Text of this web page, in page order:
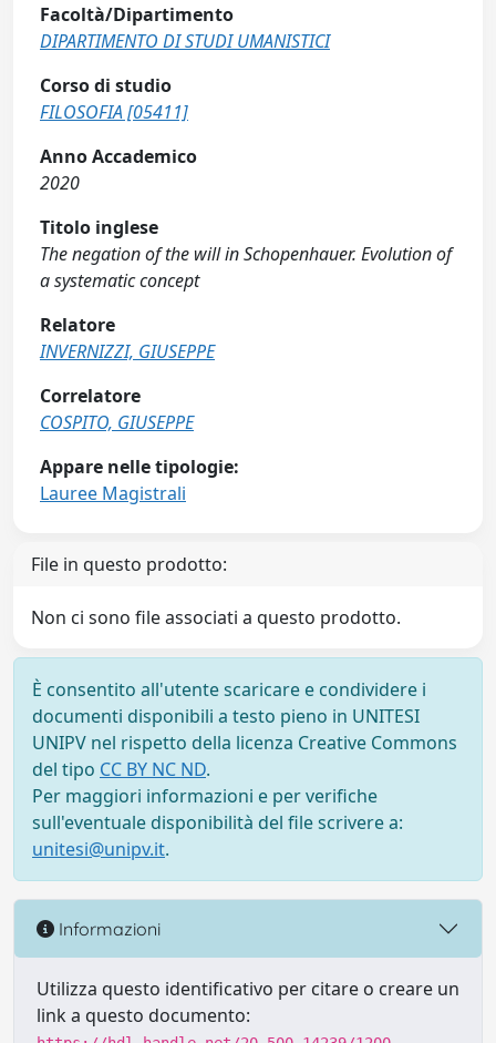
Facoltà/Dipartimento
DIPARTIMENTO DI STUDI UMANISTICI
Corso di studio
FILOSOFIA [05411]
Anno Accademico
2020
Titolo inglese
The negation of the will in Schopenhauer. Evolution of
a systematic concept
Relatore
INVERNIZZI, GIUSEPPE
Correlatore
COSPITO, GIUSEPPE
Appare nelle tipologie:
Lauree Magistrali
File in questo prodotto:
Non ci sono file associati a questo prodotto.
È consentito all'utente scaricare e condividere i
documenti disponibili a testo pieno in UNITESI
UNIPV nel rispetto della licenza Creative Commons
del tipo CC BY NC ND.
Per maggiori informazioni e per verifiche
sull'eventuale disponibilità del file scrivere a:
unitesi@unipv.it.
Informazioni
Utilizza questo identificativo per citare o creare un
link a questo documento: